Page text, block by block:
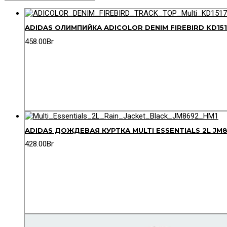
ADIDAS ОЛИМПИЙКА ADICOLOR DENIM FIREBIRD
458.00Br
ADIDAS ДОЖДЕВАЯ КУРТКА MULTI ESSENTIALS 2L
428.00Br